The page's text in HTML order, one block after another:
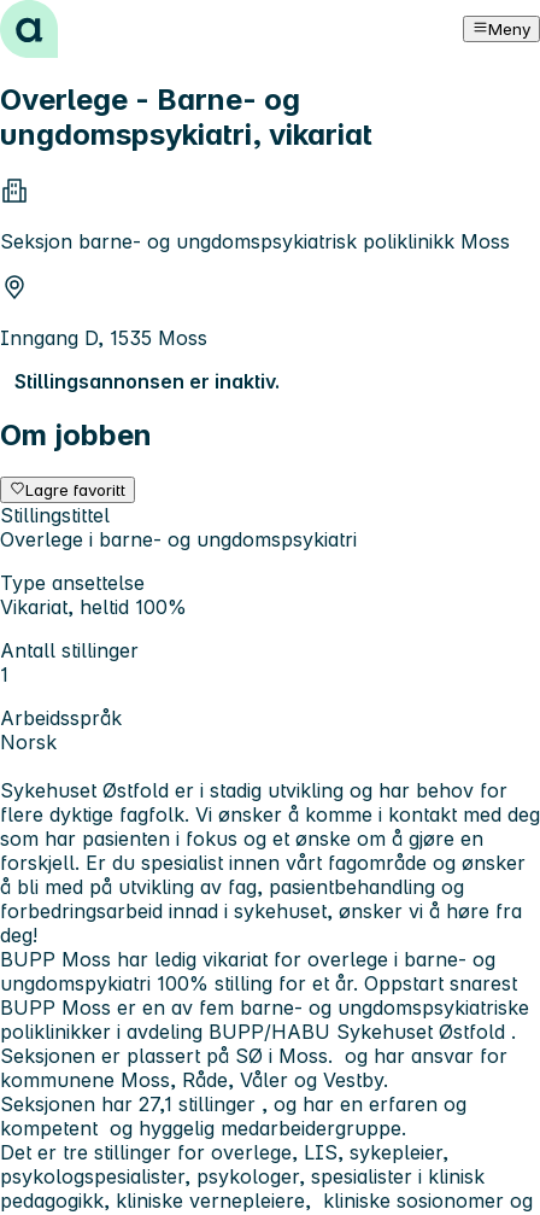
Hopp til innhold Meny
Overlege - Barne- og
ungdomspsykiatri, vikariat
Seksjon barne- og ungdomspsykiatrisk poliklinikk Moss
Inngang D, 1535 Moss
Stillingsannonsen er inaktiv.
Om jobben
Lagre favoritt
Stillingstittel
Overlege i barne- og ungdomspsykiatri
Type ansettelse
Vikariat, heltid 100%
Antall stillinger
1
Arbeidsspråk
Norsk
Sykehuset Østfold er i stadig utvikling og har behov for
flere dyktige fagfolk. Vi ønsker å komme i kontakt med deg
som har pasienten i fokus og et ønske om å gjøre en
forskjell. Er du spesialist innen vårt fagområde og ønsker
å bli med på utvikling av fag, pasientbehandling og
forbedringsarbeid innad i sykehuset, ønsker vi å høre fra
deg!
BUPP Moss har ledig vikariat for overlege i barne- og
ungdomspykiatri 100% stilling for et år. Oppstart snarest
BUPP Moss er en av fem barne- og ungdomspsykiatriske
poliklinikker i avdeling BUPP/HABU Sykehuset Østfold .
Seksjonen er plassert på SØ i Moss. og har ansvar for
kommunene Moss, Råde, Våler og Vestby.
Seksjonen har 27,1 stillinger , og har en erfaren og
kompetent og hyggelig medarbeidergruppe.
Det er tre stillinger for overlege, LIS, sykepleier,
psykologspesialister, psykologer, spesialister i klinisk
pedagogikk, kliniske vernepleiere, kliniske sosionomer og